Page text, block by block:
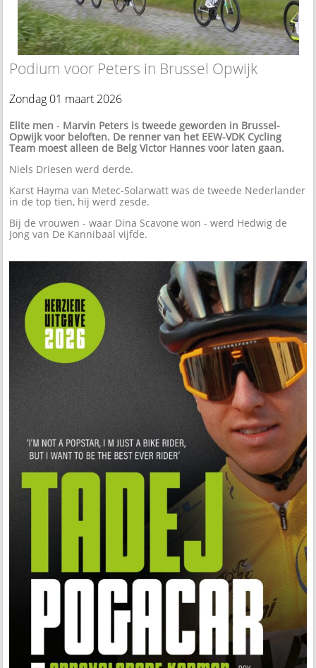
Podium voor Peters in Brussel Opwijk
Zondag 01 maart 2026
Elite men - Marvin Peters is tweede geworden in Brussel-
Opwijk voor beloften. De renner van het EEW-VDK Cycling
Team moest alleen de Belg Victor Hannes voor laten gaan.
Niels Driesen werd derde.
Karst Hayma van Metec-Solarwatt was de tweede Nederlander
in de top tien, hij werd zesde.
Bij de vrouwen - waar Dina Scavone won - werd Hedwig de
Jong van De Kannibaal vijfde.